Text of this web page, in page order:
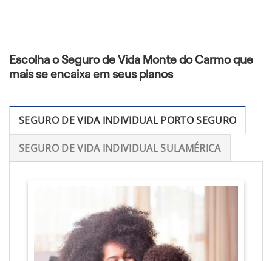
Escolha o Seguro de Vida Monte do Carmo que
mais se encaixa em seus planos
SEGURO DE VIDA INDIVIDUAL PORTO SEGURO
SEGURO DE VIDA INDIVIDUAL SULAMÉRICA